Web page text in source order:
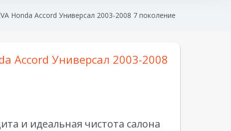
Honda Accord Универсал 2003-2008 7 поколение
Accord Универсал 2003-2008
и идеальная чистота салона